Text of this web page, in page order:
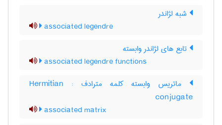
شبه لژاندر
associated legendre
تابع های لژاندر وابسته
associated legendre functions
ماتریس وابسته کلمه مترادف : Hermitian
conjugate
associated matrix